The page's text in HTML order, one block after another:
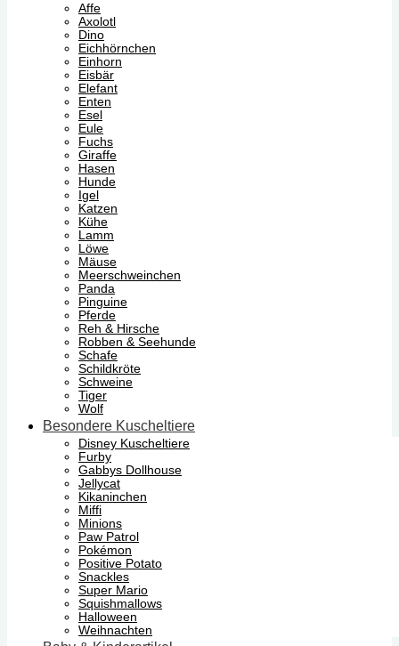
Affe
Axolotl
Dino
Eichhörnchen
Einhorn
Eisbär
Elefant
Enten
Esel
Eule
Fuchs
Giraffe
Hasen
Hunde
Igel
Katzen
Kühe
Lamm
Löwe
Mäuse
Meerschweinchen
Panda
Pinguine
Pferde
Reh & Hirsche
Robben & Seehunde
Schafe
Schildkröte
Schweine
Tiger
Wolf
Besondere Kuscheltiere
Disney Kuscheltiere
Furby
Gabbys Dollhouse
Jellycat
Kikaninchen
Miffi
Minions
Paw Patrol
Pokémon
Positive Potato
Snackles
Super Mario
Squishmallows
Halloween
Weihnachten